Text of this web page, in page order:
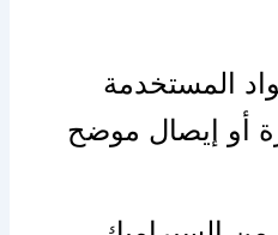
المستخدمة
أو إيصال موضح